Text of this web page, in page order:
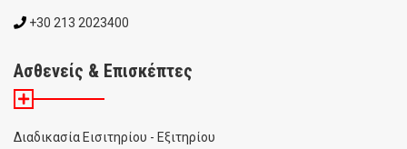
+30 213 2023400
Ασθενείς & Επισκέπτες
Διαδικασία Εισιτηρίου - Εξιτηρίου